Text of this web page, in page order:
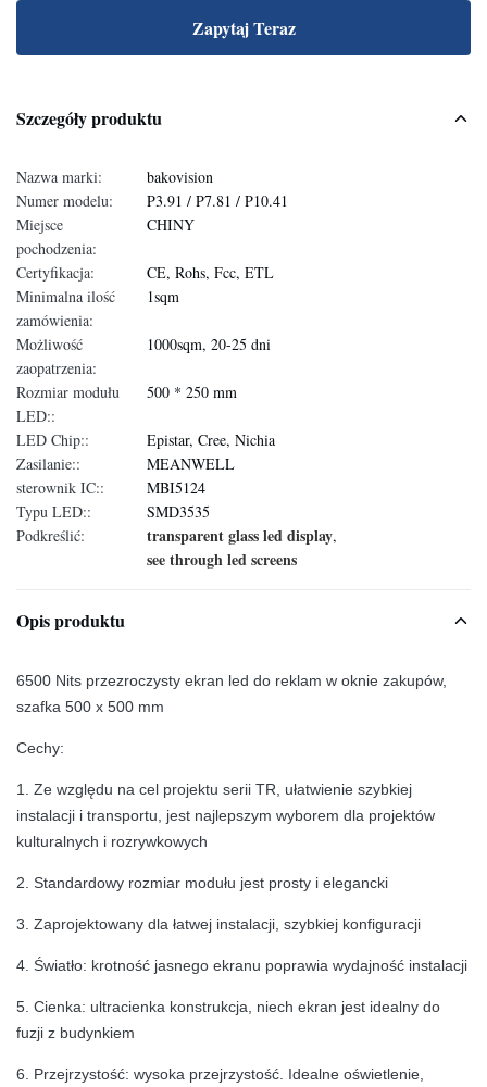
Zapytaj Teraz
Szczegóły produktu
Nazwa marki:
bakovision
Numer modelu:
P3.91 / P7.81 / P10.41
Miejsce
pochodzenia:
CHINY
Certyfikacja:
CE, Rohs, Fcc, ETL
Minimalna ilość
zamówienia:
1sqm
Możliwość
zaopatrzenia:
1000sqm, 20-25 dni
Rozmiar modułu
LED::
500 * 250 mm
LED Chip::
Epistar, Cree, Nichia
Zasilanie::
MEANWELL
sterownik IC::
MBI5124
Typu LED::
SMD3535
Podkreślić:
transparent glass led display,
see through led screens
Opis produktu
6500 Nits przezroczysty ekran led do reklam w oknie zakupów,
szafka 500 x 500 mm
Cechy:
1. Ze względu na cel projektu serii TR, ułatwienie szybkiej
instalacji i transportu, jest najlepszym wyborem dla projektów
kulturalnych i rozrywkowych
2. Standardowy rozmiar modułu jest prosty i elegancki
3. Zaprojektowany dla łatwej instalacji, szybkiej konfiguracji
4. Światło: krotność jasnego ekranu poprawia wydajność instalacji
5. Cienka: ultracienka konstrukcja, niech ekran jest idealny do
fuzji z budynkiem
6. Przejrzystość: wysoka przejrzystość. Idealne oświetlenie,